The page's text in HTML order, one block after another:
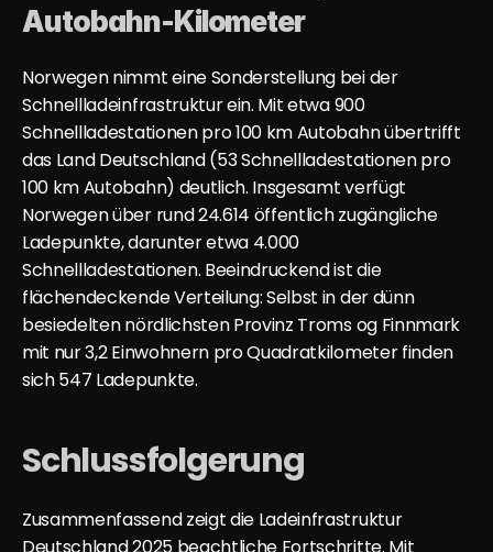
Autobahn-Kilometer
Norwegen nimmt eine Sonderstellung bei der
Schnellladeinfrastruktur ein. Mit etwa 900
Schnellladestationen pro 100 km Autobahn übertrifft
das Land Deutschland (53 Schnellladestationen pro
100 km Autobahn) deutlich. Insgesamt verfügt
Norwegen über rund 24.614 öffentlich zugängliche
Ladepunkte, darunter etwa 4.000
Schnellladestationen. Beeindruckend ist die
flächendeckende Verteilung: Selbst in der dünn
besiedelten nördlichsten Provinz Troms og Finnmark
mit nur 3,2 Einwohnern pro Quadratkilometer finden
sich 547 Ladepunkte.
Schlussfolgerung
Zusammenfassend zeigt die Ladeinfrastruktur